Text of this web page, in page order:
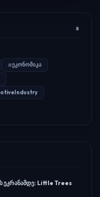
8
ეკონომიკა
ეკრანამდე: Little Trees